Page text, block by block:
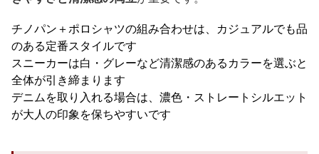
チノパン＋ポロシャツの組み合わせは、カジュアルでも品
のある定番スタイルです
スニーカーは白・グレーなど清潔感のあるカラーを選ぶと
全体が引き締まります
デニムを取り入れる場合は、濃色・ストレートシルエット
が大人の印象を保ちやすいです